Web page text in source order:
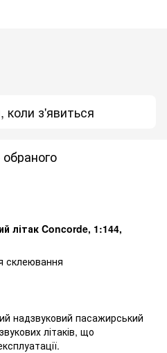
коли з'явиться
літак Concorde, 1:144,
склеювання
надзвуковий пасажирський
літаків, що